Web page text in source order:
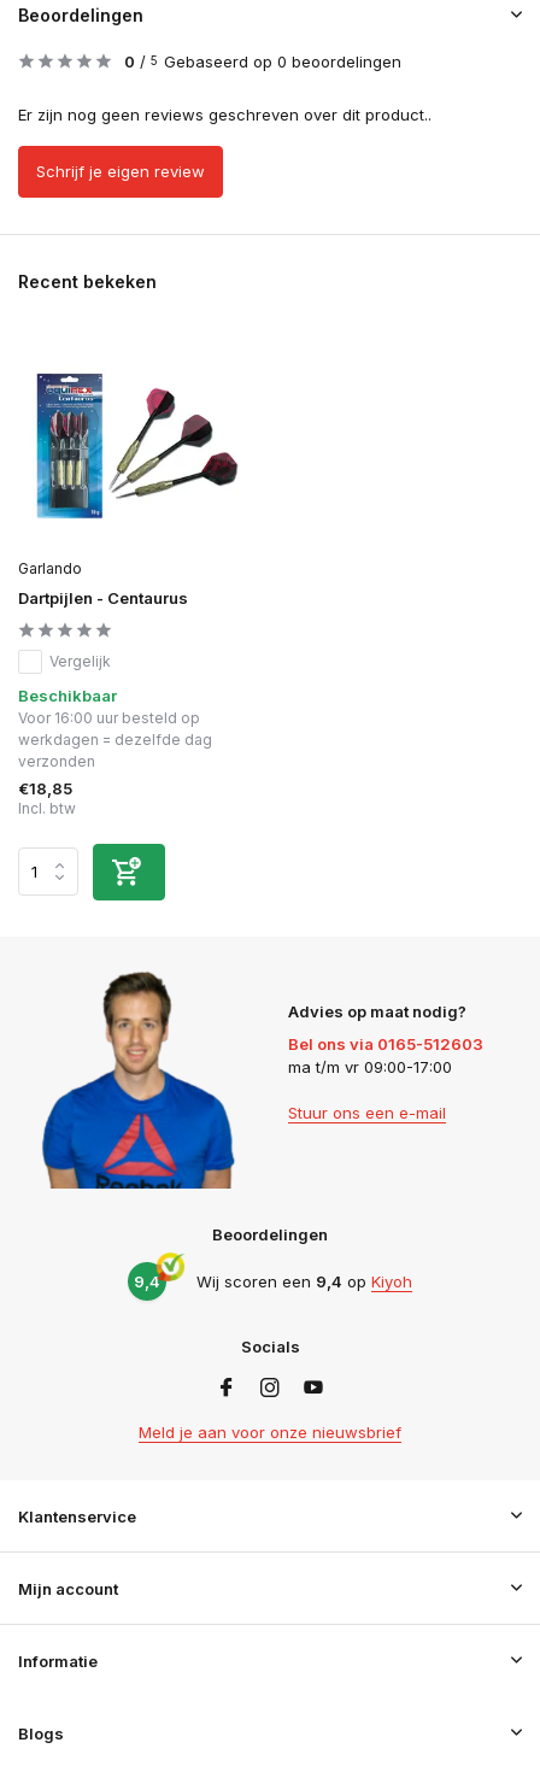
Beoordelingen
0 / 5 Gebaseerd op 0 beoordelingen
Er zijn nog geen reviews geschreven over dit product..
Schrijf je eigen review
Recent bekeken
Garlando
Dartpijlen - Centaurus
Vergelijk
Beschikbaar
Voor 16:00 uur besteld op
werkdagen = dezelfde dag
verzonden
€18,85
Incl. btw
Advies op maat nodig?
Bel ons via 0165-512603
ma t/m vr 09:00-17:00
Stuur ons een e-mail
Beoordelingen
9,4 Wij scoren een 9,4 op Kiyoh
Socials
Meld je aan voor onze nieuwsbrief
Klantenservice
Mijn account
Informatie
Blogs